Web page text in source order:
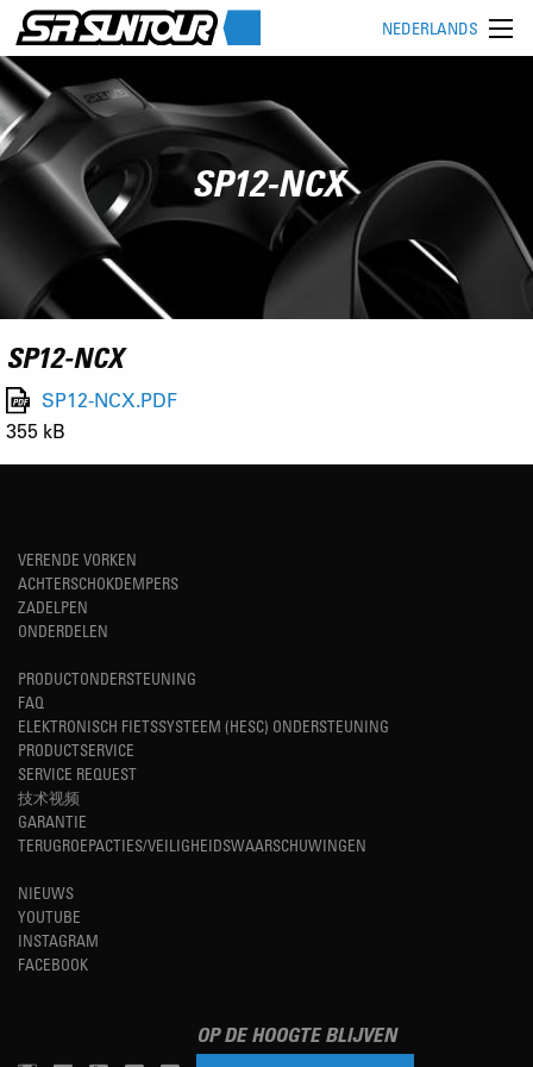
NEDERLANDS
SP12-NCX
SP12-NCX
SP12-NCX.PDF
355 kB
VERENDE VORKEN
ACHTERSCHOKDEMPERS
ZADELPEN
ONDERDELEN
PRODUCTONDERSTEUNING
FAQ
ELEKTRONISCH FIETSSYSTEEM (HESC) ONDERSTEUNING
PRODUCTSERVICE
SERVICE REQUEST
技术视频
GARANTIE
TERUGROEPACTIES/VEILIGHEIDSWAARSCHUWINGEN
NIEUWS
YOUTUBE
INSTAGRAM
FACEBOOK
OP DE HOOGTE BLIJVEN